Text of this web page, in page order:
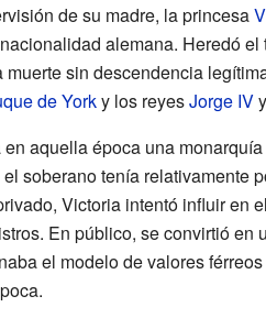
de su madre, la princesa
alemana. Heredó el
sin descendencia
de Yorky los reyesJorge IVy
aquella época una
soberano tenía relativamente
Victoria intentó influir en
En público, se convirtió en
el modelo de valores